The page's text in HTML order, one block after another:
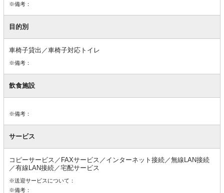
※備考：
目的別
車椅子貸出／車椅子対応トイレ
※備考：
飲食施設
※備考：
サービス
コピーサービス／FAXサービス／インターネット接続／無線LAN接続
／有線LAN接続／宅配サービス
※送迎サービスについて：
※備考：